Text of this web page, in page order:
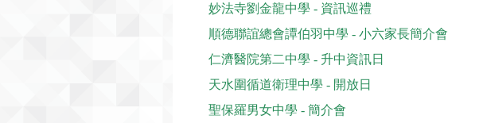
妙法寺劉金龍中學 - 資訊巡禮
順德聯誼總會譚伯羽中學 - 小六家長簡介會
仁濟醫院第⼆中學 - 升中資訊日
天水圍循道衛理中學 - 開放日
聖保羅男女中學 - 簡介會